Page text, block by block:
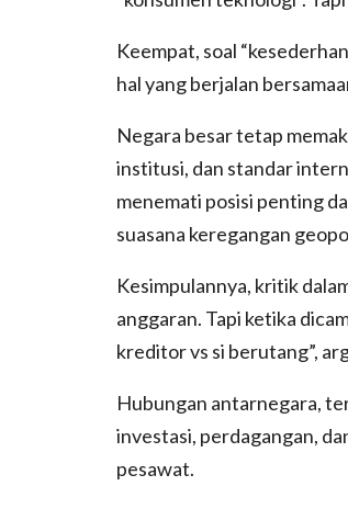
Keempat, soal
hal yang berjalan
Negara besar tetap
institusi, dan standar
menemati posisi penting
suasana keregangan
Kesimpulannya, kritik
anggaran. Tapi ketika
kreditor vs si berutang”,
Hubungan antarnegara,
investasi, perdagangan,
pesawat.